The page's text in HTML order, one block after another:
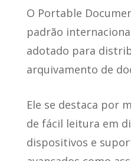
O Portable
padrão
adotado para
arquivamento de
Ele se destaca por
de fácil leitura em
dispositivos e